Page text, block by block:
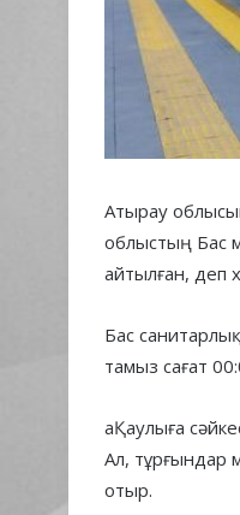
Атырау
облыстың Бас
айтылған, деп
Бас
тамыз сағат
аҚаулыға
Ал, тұрғындар
отыр.